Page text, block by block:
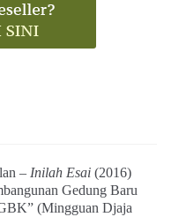
– Inilah Esai(2016)
Gedung Baru
(Mingguan Djaja